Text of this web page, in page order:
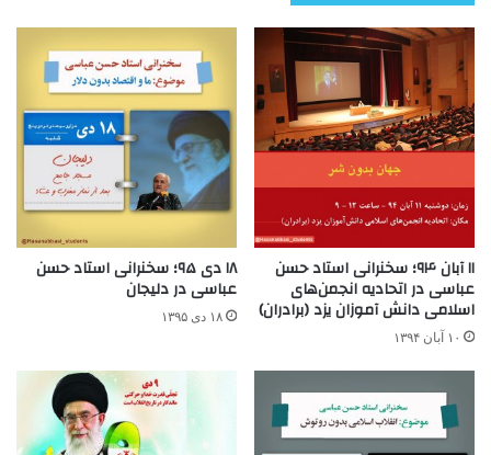
۱۱ آبان ۹۴؛ سخنرانی استاد حسن
عباسی در اتحادیه انجمن‌های
اسلامی دانش آموزان یزد (برادران)
۱۰ آبان ۱۳۹۴
۱۸ دی ۹۵؛ سخنرانی استاد حسن
عباسی در دلیجان
۱۸ دی ۱۳۹۵